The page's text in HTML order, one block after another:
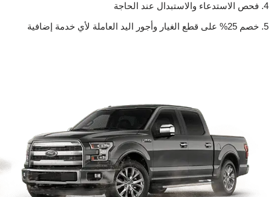
فحص الاستدعاء والاستبدال عند الحاجة
خصم 25% على قطع الغيار وأجور اليد العاملة لأي خدمة إضافية